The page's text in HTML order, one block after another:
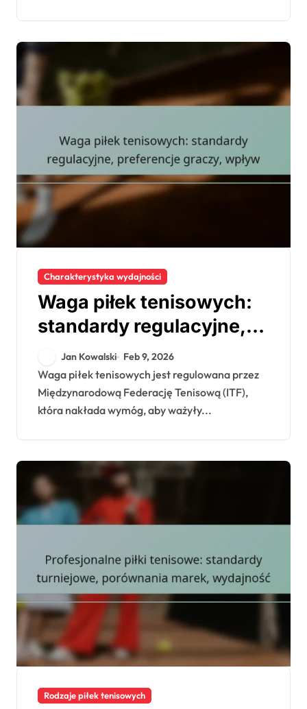
Charakterystyka wydajności
Waga piłek tenisowych:
standardy regulacyjne,
preferencje graczy,
wpływ
Jan Kowalski Feb 9, 2026
Waga piłek tenisowych jest regulowana przez
Międzynarodową Federację Tenisową (ITF),
która nakłada wymóg, aby ważyły...
Rodzaje piłek tenisowych